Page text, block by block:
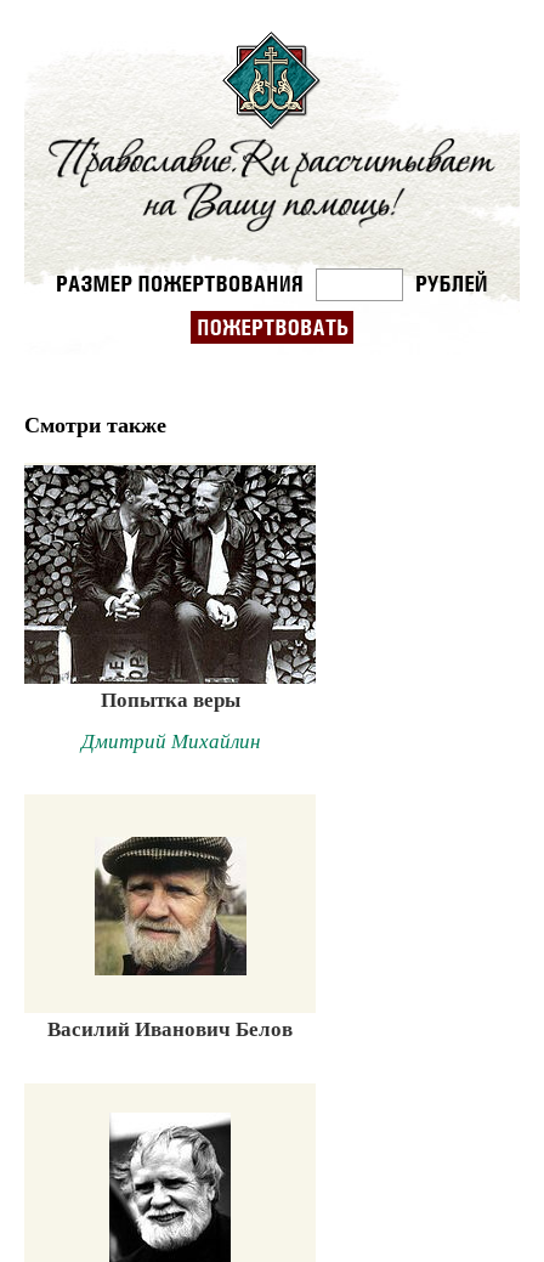
Смотри также
Попытка веры
Дмитрий Михайлин
Василий Иванович Белов